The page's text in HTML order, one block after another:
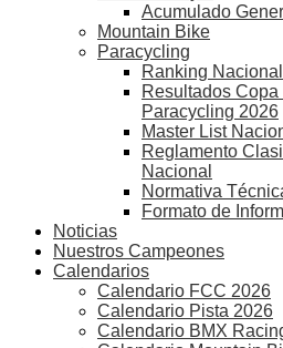
Acumulado
Mountain Bike
Paracycling
Ranking
Resultados
Paracycling 2026
Master List
Reglamento
Nacional
Normativa
Formato de
Noticias
Nuestros Campeones
Calendarios
Calendario FCC 2026
Calendario Pista 2026
Calendario BMX